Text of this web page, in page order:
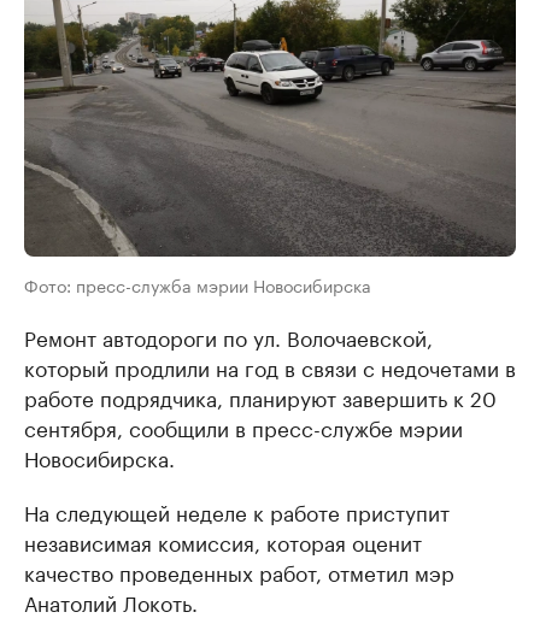
Фото: пресс-служба мэрии Новосибирска
Ремонт автодороги по ул. Волочаевской,
который продлили на год в связи с недочетами в
работе подрядчика, планируют завершить к 20
сентября, сообщили в пресс-службе мэрии
Новосибирска.
На следующей неделе к работе приступит
независимая комиссия, которая оценит
качество проведенных работ, отметил мэр
Анатолий Локоть.